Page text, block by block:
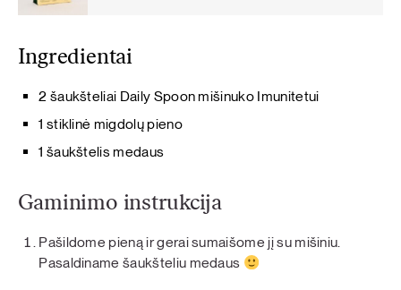
Ingredientai
2 šaukšteliai Daily Spoon mišinuko Imunitetui
1 stiklinė migdolų pieno
1 šaukštelis medaus
Gaminimo instrukcija
Pašildome pieną ir gerai sumaišome jį su mišiniu.
Pasaldiname šaukšteliu medaus